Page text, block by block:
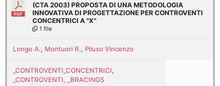
(CTA 2003) PROPOSTA DI UNA METODOLOGIA
INNOVATIVA DI PROGETTAZIONE PER CONTROVENTI
CONCENTRICI A "X"
1 file
Longo A., Montuori R., Piluso Vincenzo
_CONTROVENTI_CONCENTRICI,
_CONTROVENTI, _BRACINGS